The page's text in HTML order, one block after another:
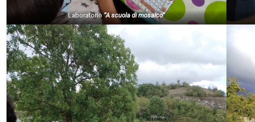
Laboratorio“A scuola di mosaico”